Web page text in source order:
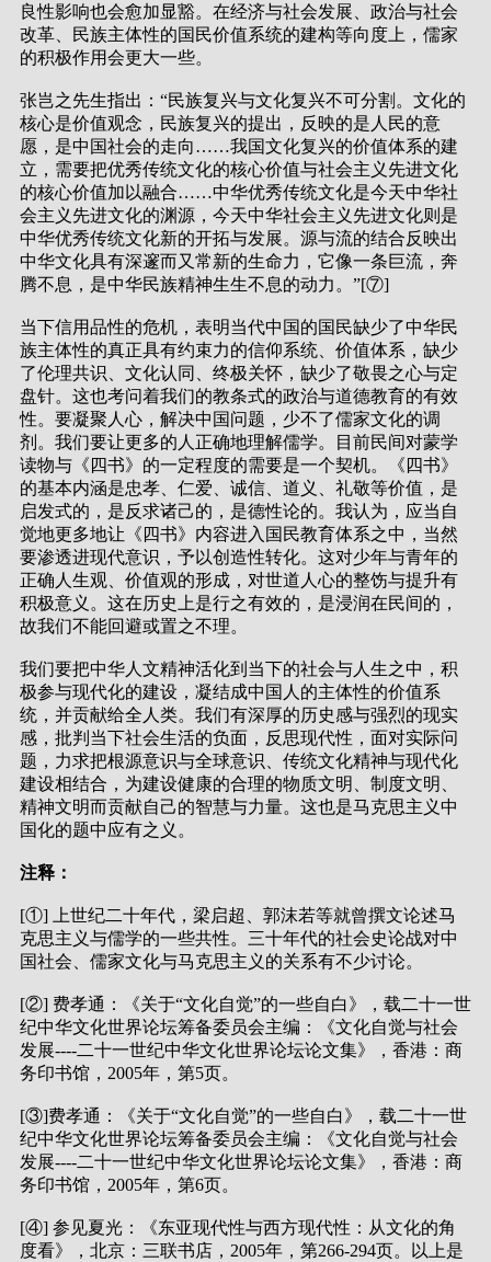
良性影响也会愈加显豁。在经济与社会发展、政治与社会
改革、民族主体性的国民价值系统的建构等向度上，儒家
的积极作用会更大一些。
张岂之先生指出：“民族复兴与文化复兴不可分割。文化的
核心是价值观念，民族复兴的提出，反映的是人民的意
愿，是中国社会的走向……我国文化复兴的价值体系的建
立，需要把优秀传统文化的核心价值与社会主义先进文化
的核心价值加以融合……中华优秀传统文化是今天中华社
会主义先进文化的渊源，今天中华社会主义先进文化则是
中华优秀传统文化新的开拓与发展。源与流的结合反映出
中华文化具有深邃而又常新的生命力，它像一条巨流，奔
腾不息，是中华民族精神生生不息的动力。”[⑦]
当下信用品性的危机，表明当代中国的国民缺少了中华民
族主体性的真正具有约束力的信仰系统、价值体系，缺少
了伦理共识、文化认同、终极关怀，缺少了敬畏之心与定
盘针。这也考问着我们的教条式的政治与道德教育的有效
性。要凝聚人心，解决中国问题，少不了儒家文化的调
剂。我们要让更多的人正确地理解儒学。目前民间对蒙学
读物与《四书》的一定程度的需要是一个契机。《四书》
的基本内涵是忠孝、仁爱、诚信、道义、礼敬等价值，是
启发式的，是反求诸己的，是德性论的。我认为，应当自
觉地更多地让《四书》内容进入国民教育体系之中，当然
要渗透进现代意识，予以创造性转化。这对少年与青年的
正确人生观、价值观的形成，对世道人心的整饬与提升有
积极意义。这在历史上是行之有效的，是浸润在民间的，
故我们不能回避或置之不理。
我们要把中华人文精神活化到当下的社会与人生之中，积
极参与现代化的建设，凝结成中国人的主体性的价值系
统，并贡献给全人类。我们有深厚的历史感与强烈的现实
感，批判当下社会生活的负面，反思现代性，面对实际问
题，力求把根源意识与全球意识、传统文化精神与现代化
建设相结合，为建设健康的合理的物质文明、制度文明、
精神文明而贡献自己的智慧与力量。这也是马克思主义中
国化的题中应有之义。
注释：
[①] 上世纪二十年代，梁启超、郭沫若等就曾撰文论述马
克思主义与儒学的一些共性。三十年代的社会史论战对中
国社会、儒家文化与马克思主义的关系有不少讨论。
[②] 费孝通：《关于“文化自觉”的一些自白》，载二十一世
纪中华文化世界论坛筹备委员会主编：《文化自觉与社会
发展----二十一世纪中华文化世界论坛论文集》，香港：商
务印书馆，2005年，第5页。
[③]费孝通：《关于“文化自觉”的一些自白》，载二十一世
纪中华文化世界论坛筹备委员会主编：《文化自觉与社会
发展----二十一世纪中华文化世界论坛论文集》，香港：商
务印书馆，2005年，第6页。
[④] 参见夏光：《东亚现代性与西方现代性：从文化的角
度看》，北京：三联书店，2005年，第266-294页。以上是